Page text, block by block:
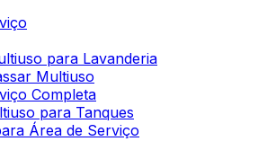
para Lavanderia
Multiuso
Completa
para Tanques
Área de Serviço